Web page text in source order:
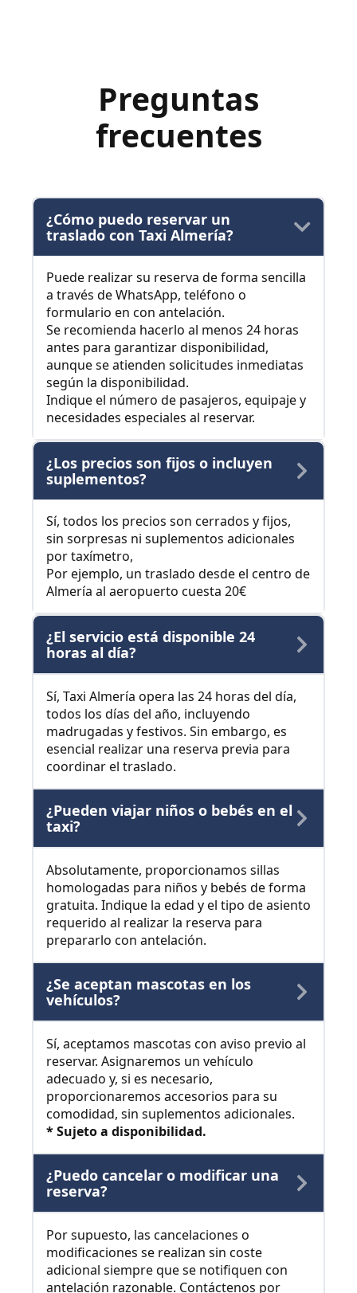
Preguntas
frecuentes
¿Cómo puedo reservar un
traslado con Taxi Almería?
Puede realizar su reserva de forma sencilla
a través de WhatsApp, teléfono o
formulario en con antelación.
Se recomienda hacerlo al menos 24 horas
antes para garantizar disponibilidad,
aunque se atienden solicitudes inmediatas
según la disponibilidad.
Indique el número de pasajeros, equipaje y
necesidades especiales al reservar.
¿Los precios son fijos o incluyen
suplementos?
Sí, todos los precios son cerrados y fijos,
sin sorpresas ni suplementos adicionales
por taxímetro,
Por ejemplo, un traslado desde el centro de
Almería al aeropuerto cuesta 20€
¿El servicio está disponible 24
horas al día?
Sí, Taxi Almería opera las 24 horas del día,
todos los días del año, incluyendo
madrugadas y festivos. Sin embargo, es
esencial realizar una reserva previa para
coordinar el traslado.
¿Pueden viajar niños o bebés en el
taxi?
Absolutamente, proporcionamos sillas
homologadas para niños y bebés de forma
gratuita. Indique la edad y el tipo de asiento
requerido al realizar la reserva para
prepararlo con antelación.
¿Se aceptan mascotas en los
vehículos?
Sí, aceptamos mascotas con aviso previo al
reservar. Asignaremos un vehículo
adecuado y, si es necesario,
proporcionaremos accesorios para su
comodidad, sin suplementos adicionales.
* Sujeto a disponibilidad.
¿Puedo cancelar o modificar una
reserva?
Por supuesto, las cancelaciones o
modificaciones se realizan sin coste
adicional siempre que se notifiquen con
antelación razonable. Contáctenos por